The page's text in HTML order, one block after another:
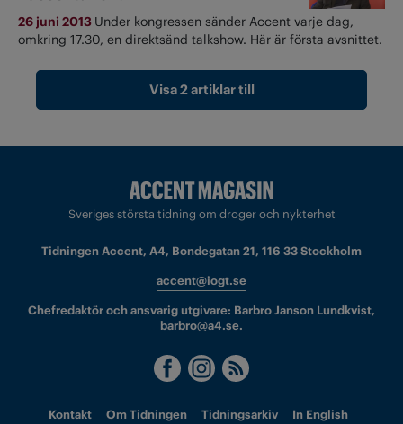
26 juni 2013 Under kongressen sänder Accent varje dag,
omkring 17.30, en direktsänd talkshow. Här är första avsnittet.
Visa 2 artiklar till
Sveriges största tidning om droger och nykterhet
Tidningen Accent, A4, Bondegatan 21, 116 33 Stockholm
accent@iogt.se
Chefredaktör och ansvarig utgivare: Barbro Janson Lundkvist,
barbro@a4.se.
Kontakt Om Tidningen Tidningsarkiv In English